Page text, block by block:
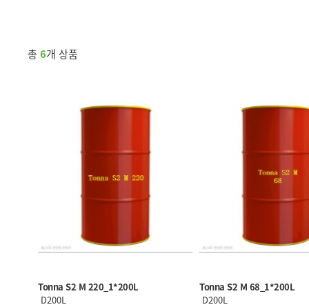
총 6개 상품
Tonna S2 M 220_1*200L
D200L
Tonna S2 M 68_1*200L
D200L